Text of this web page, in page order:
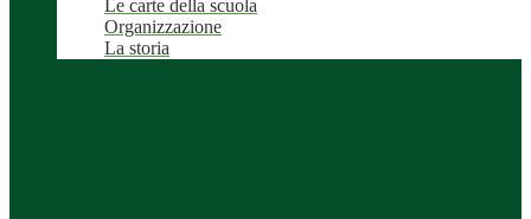
Le carte della scuola
Organizzazione
La storia